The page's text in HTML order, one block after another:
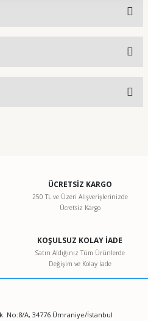
veya görüntülenemiyor.
bulunuyor.
pahalı.
olmalı.
ÜCRETSİZ KARGO
250 TL ve Üzeri Alışverişlerinizde
Ücretsiz Kargo
KOŞULSUZ KOLAY İADE
Satın Aldığınız Tüm Ürünlerde
Değişim ve Kolay İade
No:8/A, 34776 Ümraniye/İstanbul